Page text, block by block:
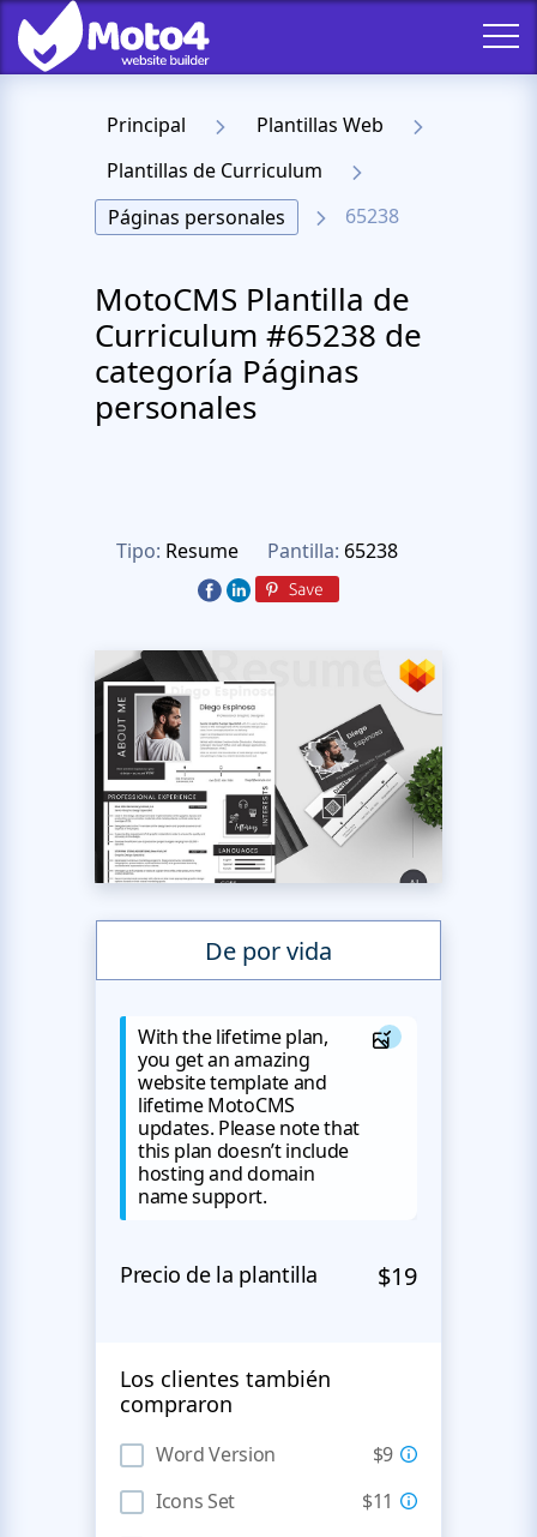
Principal
Plantillas Web
Plantillas de Curriculum
Páginas personales
65238
MotoCMS Plantilla de
Curriculum #65238 de
categoría Páginas
personales
Tipo: Resume Pantilla: 65238
De por vida
With the lifetime plan,
you get an amazing
website template and
lifetime MotoCMS
updates. Please note that
this plan doesn’t include
hosting and domain
name support.
Precio de la plantilla $19
Los clientes también
compraron
Word Version
$9
Icons Set
$11